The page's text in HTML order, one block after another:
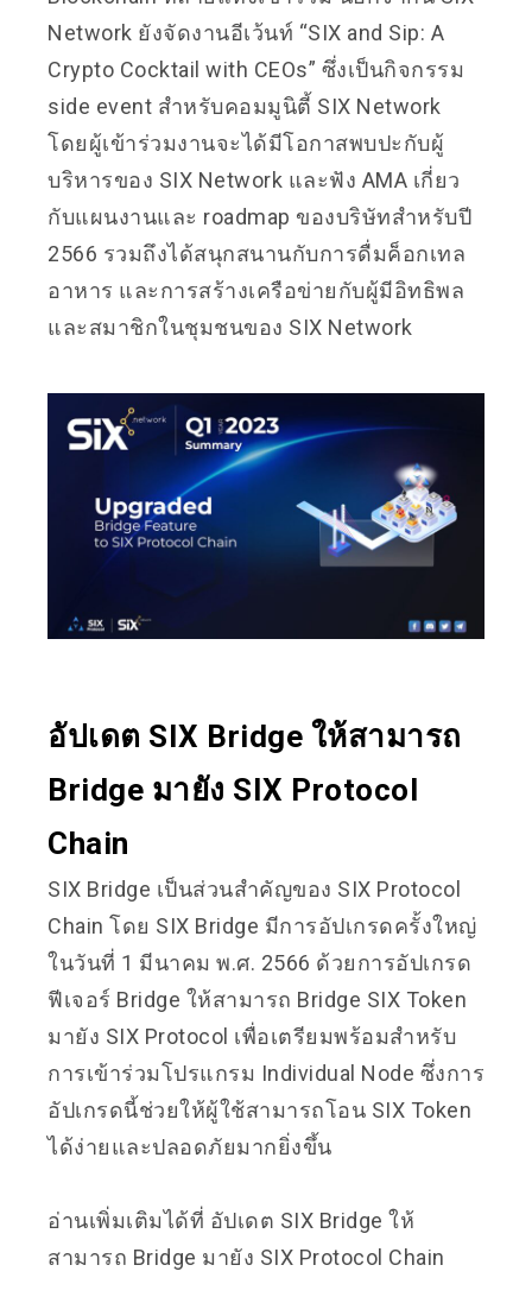
Network ยังจัดงานอีเว้นท์ “SIX and Sip: A
Crypto Cocktail with CEOs” ซึ่งเป็นกิจกรรม
side event สำหรับคอมมูนิตี้ SIX Network
โดยผู้เข้าร่วมงานจะได้มีโอกาสพบปะกับผู้
บริหารของ SIX Network และฟัง AMA เกี่ยว
กับแผนงานและ roadmap ของบริษัทสำหรับปี
2566 รวมถึงได้สนุกสนานกับการดื่มค็อกเทล
อาหาร และการสร้างเครือข่ายกับผู้มีอิทธิพล
และสมาชิกในชุมชนของ SIX Network
อัปเดต SIX Bridge ให้สามารถ
Bridge มายัง SIX Protocol
Chain
SIX Bridge เป็นส่วนสำคัญของ SIX Protocol
Chain โดย SIX Bridge มีการอัปเกรดครั้งใหญ่
ในวันที่ 1 มีนาคม พ.ศ. 2566 ด้วยการอัปเกรด
ฟีเจอร์ Bridge ให้สามารถ Bridge SIX Token
มายัง SIX Protocol เพื่อเตรียมพร้อมสำหรับ
การเข้าร่วมโปรแกรม Individual Node ซึ่งการ
อัปเกรดนี้ช่วยให้ผู้ใช้สามารถโอน SIX Token
ได้ง่ายและปลอดภัยมากยิ่งขึ้น
อ่านเพิ่มเติมได้ที่ อัปเดต SIX Bridge ให้
สามารถ Bridge มายัง SIX Protocol Chain